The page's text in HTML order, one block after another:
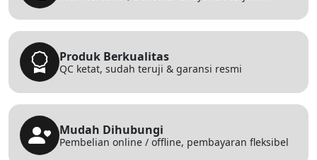
Produk Berkualitas
QC ketat, sudah teruji & garansi resmi
Mudah Dihubungi
Pembelian online / offline, pembayaran fleksibel